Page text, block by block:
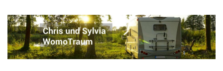
Zum
Inhalt
springen